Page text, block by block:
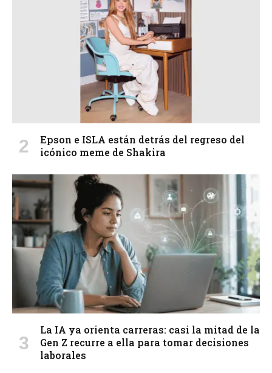
Epson e ISLA están detrás del regreso del
icónico meme de Shakira
La IA ya orienta carreras: casi la mitad de la
Gen Z recurre a ella para tomar decisiones
laborales